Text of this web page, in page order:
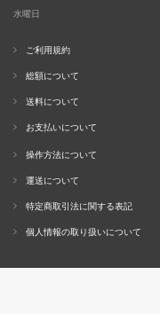
水曜日
ご利用規約
総額について
送料について
お支払いについて
操作方法について
運送について
特定商取引法に関する表記
個人情報の取り扱いについて